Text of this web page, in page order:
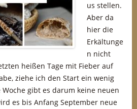
us stellen.
Aber da
hier die
Erkältunge
n nicht
heißen Tage mit Fieber auf
ziehe ich den Start ein wenig
gibt es darum keine neuen
es bis Anfang September neue